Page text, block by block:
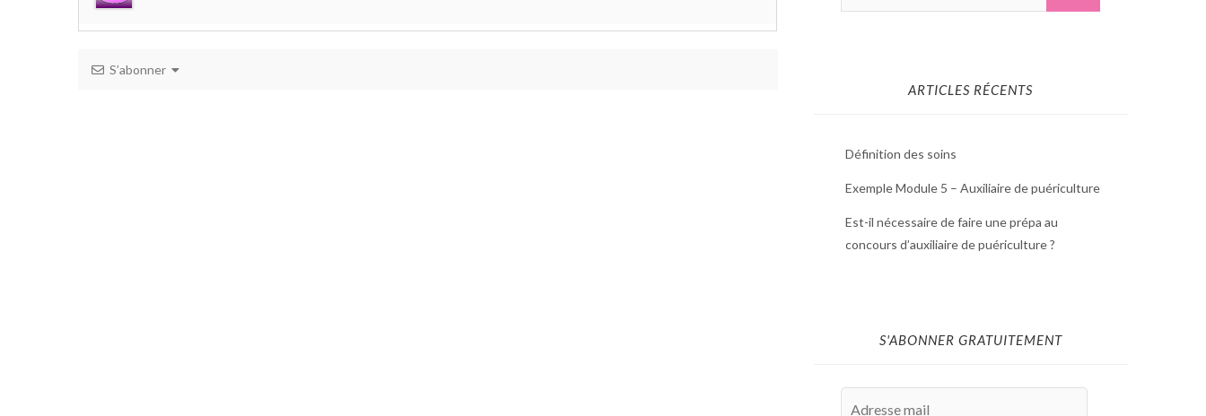
S’abonner
ARTICLES RÉCENTS
Définition des soins
Exemple Module 5 – Auxiliaire de puériculture
Est-il nécessaire de faire une prépa au
concours d’auxiliaire de puériculture ?
S'ABONNER GRATUITEMENT